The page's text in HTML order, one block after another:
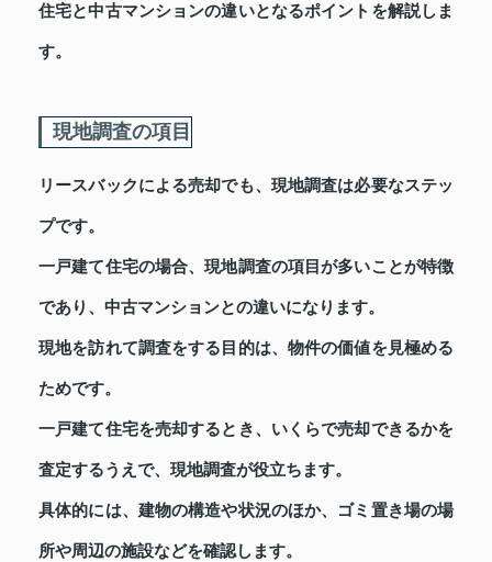
住宅と中古マンションの違いとなるポイントを解説しま
す。
現地調査の項目
リースバックによる売却でも、現地調査は必要なステッ
プです。
一戸建て住宅の場合、現地調査の項目が多いことが特徴
であり、中古マンションとの違いになります。
現地を訪れて調査をする目的は、物件の価値を見極める
ためです。
一戸建て住宅を売却するとき、いくらで売却できるかを
査定するうえで、現地調査が役立ちます。
具体的には、建物の構造や状況のほか、ゴミ置き場の場
所や周辺の施設などを確認します。